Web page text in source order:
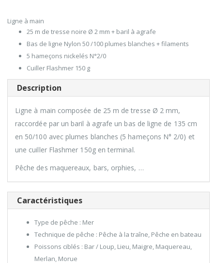
Ligne à main
25 m de tresse noire Ø 2 mm + baril à agrafe
Bas de ligne Nylon 50 /100 plumes blanches + filaments
5 hameçons nickelés N°2/0
Cuiller Flashmer 150 g
Description
Ligne à main composée de 25 m de tresse Ø 2 mm,
raccordée par un baril à agrafe un bas de ligne de 135 cm
en 50/100 avec plumes blanches (5 hameçons N° 2/0) et
une cuiller Flashmer 150g en terminal.
Pêche des maquereaux, bars, orphies, …
Caractéristiques
Type de pêche : Mer
Technique de pêche : Pêche à la traîne, Pêche en bateau
Poissons ciblés : Bar / Loup, Lieu, Maigre, Maquereau,
Merlan, Morue